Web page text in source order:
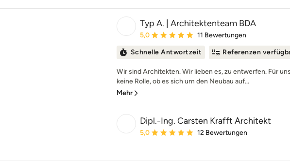
Typ A. | Architektenteam BDA
Durchschnittliche Bewertung: 5 von 5 Sternen
5,0 11 Bewertungen
Schnelle Antwortzeit Referenzen
Wir sind Architekten. Wir lieben es, zu entwerfen. Für
keine Rolle, ob es sich um den Neubau auf...
Mehr
Dipl.-Ing. Carsten Krafft Architekt
Durchschnittliche Bewertung: 5 von 5 Sternen
5,0 12 Bewertungen